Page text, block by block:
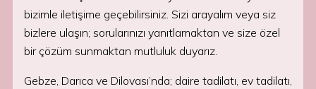
bizimle iletişime geçebilirsiniz. Sizi arayalım veya siz
bizlere ulaşın; sorularınızı yanıtlamaktan ve size özel
bir çözüm sunmaktan mutluluk duyarız.
Gebze, Darıca ve Dilovası’nda; daire tadilatı, ev tadilatı,